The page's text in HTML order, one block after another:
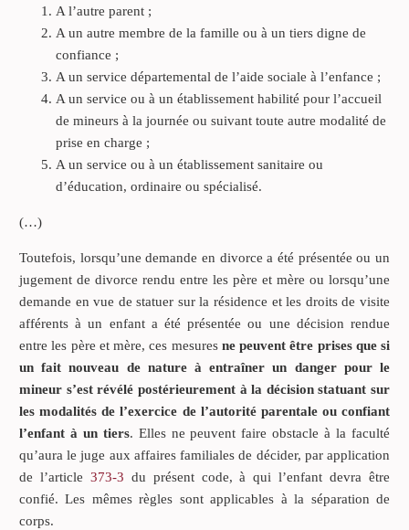
A l’autre parent ;
A un autre membre de la famille ou à un tiers digne de
confiance ;
A un service départemental de l’aide sociale à l’enfance ;
A un service ou à un établissement habilité pour l’accueil
de mineurs à la journée ou suivant toute autre modalité de
prise en charge ;
A un service ou à un établissement sanitaire ou
d’éducation, ordinaire ou spécialisé.
(…)
Toutefois, lorsqu’une demande en divorce a été présentée ou un
jugement de divorce rendu entre les père et mère ou lorsqu’une
demande en vue de statuer sur la résidence et les droits de visite
afférents à un enfant a été présentée ou une décision rendue
entre les père et mère, ces mesures ne peuvent être prises que si
un fait nouveau de nature à entraîner un danger pour le
mineur s’est révélé postérieurement à la décision statuant sur
les modalités de l’exercice de l’autorité parentale ou confiant
l’enfant à un tiers. Elles ne peuvent faire obstacle à la faculté
qu’aura le juge aux affaires familiales de décider, par application
de l’article 373-3 du présent code, à qui l’enfant devra être
confié. Les mêmes règles sont applicables à la séparation de
corps.